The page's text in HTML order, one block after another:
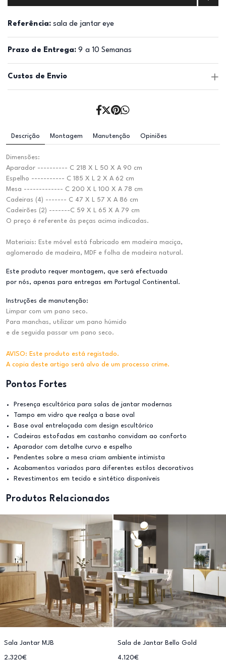
Referência: sala de jantar eye
Prazo de Entrega: 9 a 10 Semanas
Custos de Envio
Descrição Montagem Manutenção Opiniões
Dimensões:
Aparador ---------- C 218 X L 50 X A 90 cm
Espelho ----------- C 185 X L 2 X A 62 cm
Mesa ------------- C 200 X L 100 X A 78 cm
Cadeiras (4) ------- C 47 X L 57 X A 86 cm
Cadeirões (2) -------C 59 X L 65 X A 79 cm
O preço é referente às peças acima indicadas.
Materiais: Este móvel está fabricado em madeira maciça,
aglomerado de madeira, MDF e folha de madeira natural.
Este produto requer montagem, que será efectuada
por nós, apenas para entregas em Portugal Continental.
Instruções de manutenção:
Limpar com um pano seco.
Para manchas, utilizar um pano húmido
e de seguida passar um pano seco.
AVISO: Este produto está registado.
A copia deste artigo será alvo de um processo crime.
Pontos Fortes
Presença escultórica para salas de jantar modernas
Tampo em vidro que realça a base oval
Base oval entrelaçada com design escultórico
Cadeiras estofadas em castanho convidam ao conforto
Aparador com detalhe curvo e espelho
Pendentes sobre a mesa criam ambiente intimista
Acabamentos variados para diferentes estilos decorativos
Revestimentos em tecido e sintético disponíveis
Produtos Relacionados
Sala Jantar MJB
2.320€
Sala de Jantar Bello Gold
4.120€